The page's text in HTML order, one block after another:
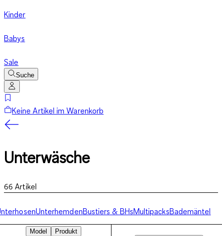
Kinder
Babys
Sale
Suche
Keine Artikel im Warenkorb
Unterwäsche
66 Artikel
UnterhemdenBustiers & BHsMultipacksBademäntel
Model
Produkt